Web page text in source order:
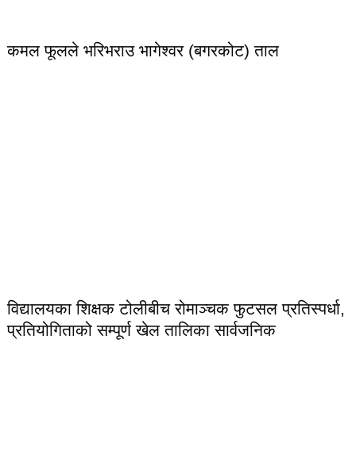
कमल फूलले भरिभराउ भागेश्वर (बगरकोट) ताल
विद्यालयका शिक्षक टोलीबीच रोमाञ्चक फुटसल प्रतिस्पर्धा,
प्रतियोगिताको सम्पूर्ण खेल तालिका सार्वजनिक